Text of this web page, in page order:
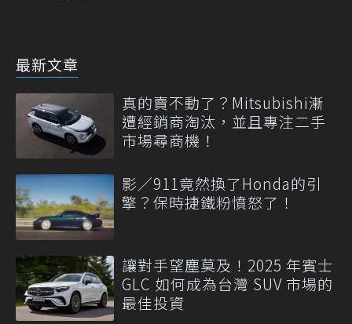
最新文章
真的賣不動了？Mitsubishi漸
遭經銷商淘汰，並且專注二手
市場尋商機！
影／911竟然換了Honda的引
擎？保時捷鐵粉憤怒了！
讓對手望塵莫及！2025 年賓士
GLC 如何成為台灣 SUV 市場的
最佳投資